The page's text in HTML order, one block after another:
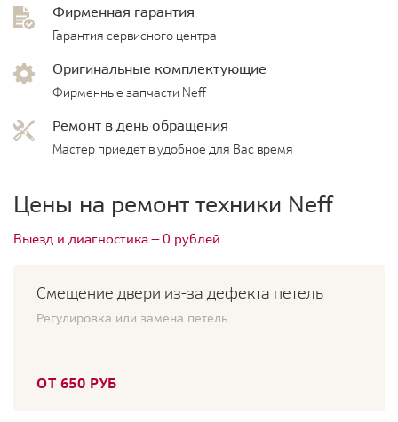
Фирменная гарантия
Гарантия сервисного центра
Оригинальные комплектующие
Фирменные запчасти Neff
Ремонт в день обращения
Мастер приедет в удобное для Вас время
Цены на ремонт техники Neff
Выезд и диагностика — 0 рублей
Смещение двери из-за дефекта петель
Регулировка или замена петель
ОТ 650 РУБ